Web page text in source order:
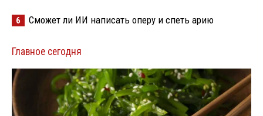
6 Сможет ли ИИ написать оперу и спеть арию
Главное сегодня